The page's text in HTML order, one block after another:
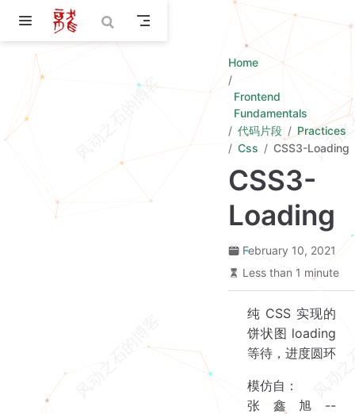
Skip to main content
Home
Frontend
Fundamentals
代码片段
Practices
Css
CSS3-Loading
CSS3-
Loading
February 10, 2021
Less than 1 minute
纯 CSS 实现的
饼状图 loading
等待，进度圆环
模仿自：
张鑫旭--